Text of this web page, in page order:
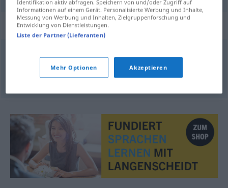
Synonyme für "ausrufen"
mitteilen (lassen),veröffentlichen,verkünden
Identifikation aktiv abfragen. Speichern von und/oder Zugriff auf
Informationen auf einem Gerät. Personalisierte Werbung und Inhalte,
Messung von Werbung und Inhalten, Zielgruppenforschung und
Entwicklung von Dienstleistungen.
Liste der Partner (Lieferanten)
Mehr Optionen Akzeptieren